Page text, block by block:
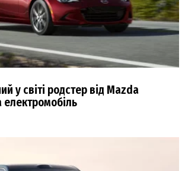
у світі родстер від Mazda
електромобіль